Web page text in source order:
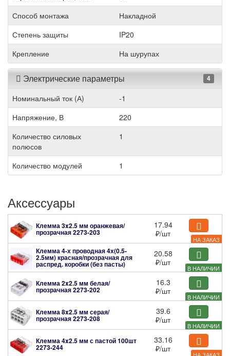
Способ монтажа
Накладной
Степень защиты
IP20
Крепление
На шурупах
Электрические параметры 4
Номинальный ток (А)
-1
Напряжение, В
220
Количество силовых
полюсов
1
Количество модулей 1
Аксессуары
НА ЗАКАЗ
Клемма 3x2.5 мм оранжевая/
прозрачная2273-203
17.94
₽/шт
В НАЛИЧИИ
Клемма 4-х проводная 4х(0.5-
2.5мм) красная/прозрачная для
распред. коробки (без пасты)
2273-204
20.58
₽/шт
В НАЛИЧИИ
Клемма 2x2.5 мм белая/
прозрачная2273-202
16.3
₽/шт
В НАЛИЧИИ
Клемма 8x2.5 мм серая/
прозрачная2273-208
39.6
₽/шт
Клемма 4x2.5 мм с пастой 100шт
2273-244
33.16
₽/шт